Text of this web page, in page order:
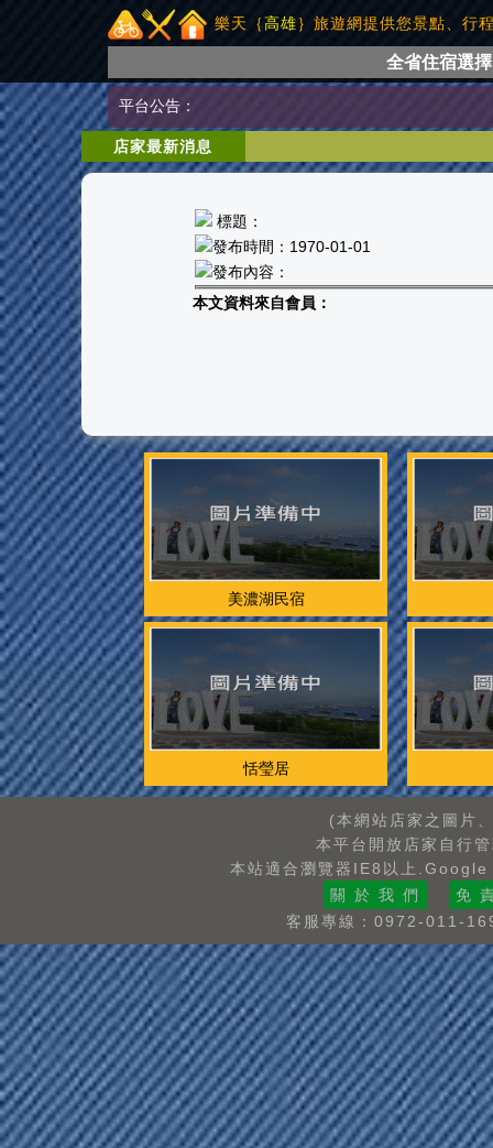
樂天｛高雄｝旅遊網提供您景點、行
全省住宿選
平台公告：
店家最新消息
標題：
發布時間：1970-01-01
發布內容：
本文資料來自會員：
美濃湖民宿
恬瑩居
(本網站店家之圖片
本平台開放店家自行
本站適合瀏覽器IE8以上
關 於 我 們
免
客服專線：0972-011-